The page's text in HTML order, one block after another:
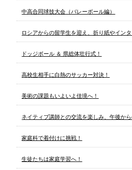
中高合同球技大会（バレーボール編）
ロシアからの留学生を迎え、折り紙やイン
ドッジボール ＆ 県総体壮行式！
高校生相手に白熱のサッカー対決！
美術の課題もいよいよ佳境へ！
ネイティブ講師との交流を楽しみ、午後から
家庭科で着付けに挑戦！
生徒たちは家庭学習へ！